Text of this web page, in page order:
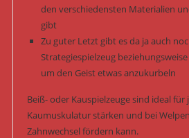
den verschiedensten Materialien
gibt
Zu guter Letzt gibt es da ja auch
Strategiespielzeug
um den Geist etwas anzukurbeln
Beiß- oder Kauspielzeuge sind ideal
Kaumuskulatur stärken und bei
Zahnwechsel fördern kann.